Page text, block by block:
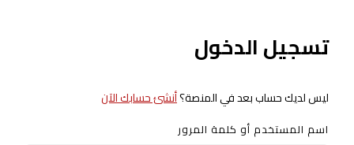
تسجيل الدخول
ليس لديك حساب بعد في المنصة؟أنشئ حسابك الآن
اسم المستخدم أو كلمة المرور